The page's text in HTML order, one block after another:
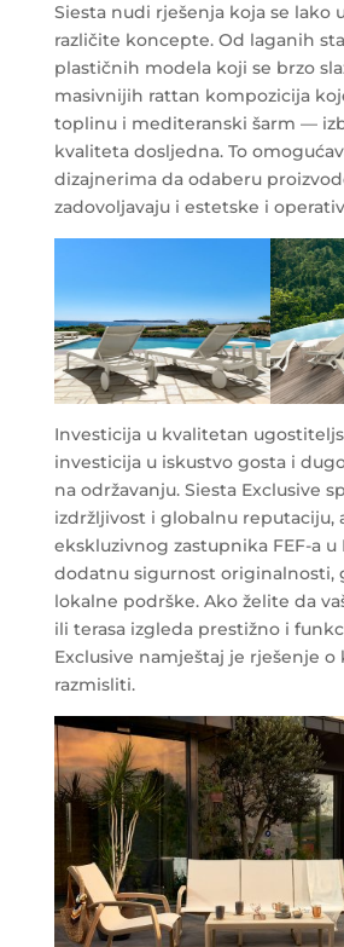
Siesta nudi rješenja koja se lako
različite koncepte. Od laganih
plastičnih modela koji se brzo
masivnijih rattan kompozicija
toplinu i mediteranski šarm —
kvaliteta dosljedna. To
dizajnerima da odaberu
zadovoljavaju i estetske i
Investicija u kvalitetan
investicija u iskustvo gosta i
na održavanju. Siesta Exclusive
izdržljivost i globalnu reputaciju,
ekskluzivnog zastupnika FEF-a u
dodatnu sigurnost originalnosti,
lokalne podrške. Ako želite da
ili terasa izgleda prestižno i
Exclusive namještaj je rješenje
razmisliti.